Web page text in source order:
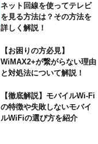
ネット回線を使ってテレビ
を見る方法は？その方法を
詳しく解説！
【お困りの方必見】
WiMAX2+が繋がらない理由
と対処法について解説！
【徹底解説】モバイルWi-Fi
の特徴や失敗しないモバイ
ルWiFiの選び方を紹介